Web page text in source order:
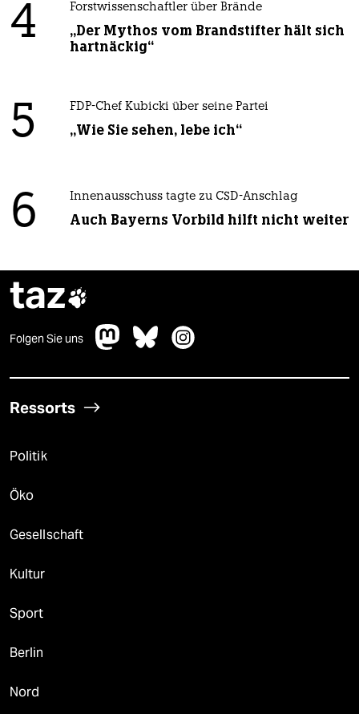
4 Forstwissenschaftler über Brände
„Der Mythos vom Brandstifter hält sich
hartnäckig“
5 FDP-Chef Kubicki über seine Partei
„Wie Sie sehen, lebe ich“
6 Innenausschuss tagte zu CSD-Anschlag
Auch Bayerns Vorbild hilft nicht weiter
taz
Folgen Sie uns
Ressorts
Politik
Öko
Gesellschaft
Kultur
Sport
Berlin
Nord